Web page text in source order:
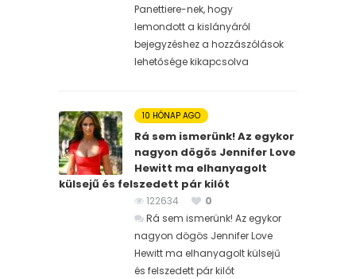
Panettiere-nek, hogy
lemondott a kislányáról
bejegyzéshez a hozzászólások
lehetősége kikapcsolva
10 HÓNAP AGO
Rá sem ismerünk! Az egykor
nagyon dögös Jennifer Love
Hewitt ma elhanyagolt
külsejű és felszedett pár kilót
122634
0
Rá sem ismerünk! Az egykor
nagyon dögös Jennifer Love
Hewitt ma elhanyagolt külsejű
és felszedett pár kilót